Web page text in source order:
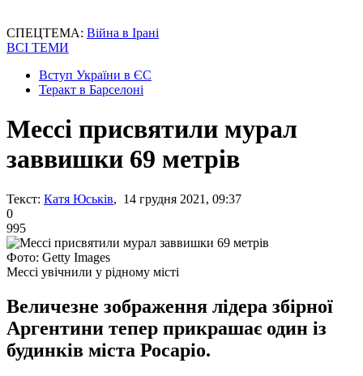
СПЕЦТЕМА: Війна в Ірані
ВСІ ТЕМИ
Вступ України в ЄС
Теракт в Барселоні
Мессі присвятили мурал
заввишки 69 метрів
Текст: Катя Юськів, 14 грудня 2021, 09:37
0
995
Фото: Getty Images
Мессі увічнили у рідному місті
Величезне зображення лідера збірної
Аргентини тепер прикрашає один із
будинків міста Росаріо.